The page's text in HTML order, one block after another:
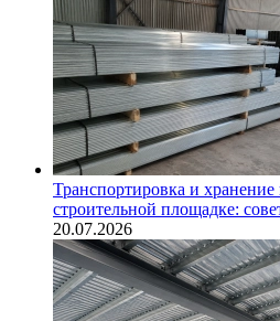
Транспортировка и хранение
строительной площадке:
20.07.2026